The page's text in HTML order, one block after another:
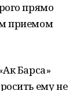
прямо
приемом
Барса»
ему не